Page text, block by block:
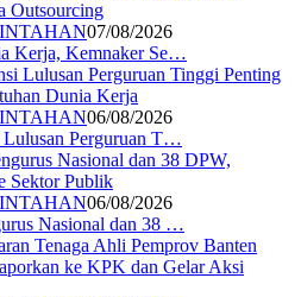
07/08/2026
Kerja, Kemnaker Se…
06/08/2026
Lulusan Perguruan T…
06/08/2026
Nasional dan 38 …